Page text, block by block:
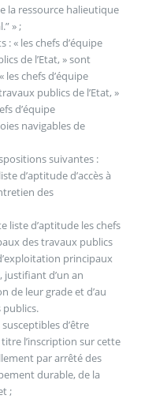
la ressource halieutique
» ;
: « les chefs d’équipe
de l’Etat, » sont
chefs d’équipe
publics de l’Etat, »
d’équipe
navigables de
suivantes :
d’aptitude d’accès à
des
liste d’aptitude les chefs
des travaux publics
principaux
justifiant d’un an
de leur grade et d’au
publics.
d’être
l’inscription sur cette
par arrêté des
durable, de la
;